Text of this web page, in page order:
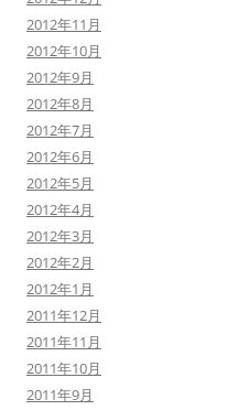
2012年11月
2012年10月
2012年9月
2012年8月
2012年7月
2012年6月
2012年5月
2012年4月
2012年3月
2012年2月
2012年1月
2011年12月
2011年11月
2011年10月
2011年9月